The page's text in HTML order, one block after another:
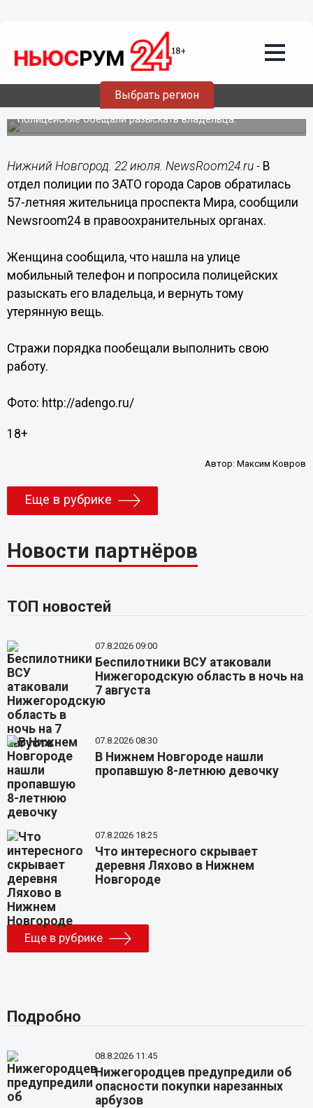
Выбрать регион
22.07.201420:19
Нашедшая мобильник саровчанка
сдала его в полицию
Полицейские обещали разыскать владельца.
Нижний Новгород. 22 июля. NewsRoom24.ru - В
отдел полиции по ЗАТО города Саров обратилась
57-летняя жительница проспекта Мира, сообщили
Newsroom24 в правоохранительных органах.
Женщина сообщила, что нашла на улице
мобильный телефон и попросила полицейских
разыскать его владельца, и вернуть тому
утерянную вещь.
Стражи порядка пообещали выполнить свою
работу.
Фото: http://adengo.ru/
18+
Автор:Максим Ковров
Еще в рубрике
Новости партнёров
ТОП новостей
07.8.2026 09:00
Беспилотники ВСУ атаковали
Нижегородскую область в ночь на
7 августа
07.8.2026 08:30
В Нижнем Новгороде нашли
пропавшую 8-летнюю девочку
07.8.2026 18:25
Что интересного скрывает
деревня Ляхово в Нижнем
Новгороде
Еще в рубрике
Подробно
08.8.2026 11:45
Нижегородцев предупредили об
опасности покупки нарезанных
арбузов